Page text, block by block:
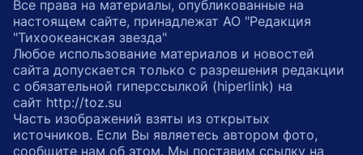
Все права на материалы, опубликованные на
настоящем сайте, принадлежат АО "Редакция
"Тихоокеанская звезда"
Любое использование материалов и новостей
сайта допускается только с разрешения редакции
с обязательной гиперссылкой (hiperlink) на
сайт http://toz.su
Часть изображений взяты из открытых
источников. Если Вы являетесь автором фото,
сообщите нам об этом. Мы поставим ссылку на